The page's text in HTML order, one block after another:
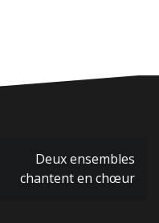
Deux ensembles
chantent en chœur